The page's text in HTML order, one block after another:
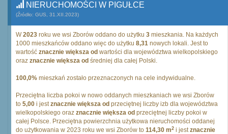
NIERUCHOMOŚCI W PIGUŁCE
(Źródło: GUS, 31.XII.2023)
W2023 roku we wsi Zborów oddano do użytku 3 mieszkania. Na każdych
1000 mieszkańców oddano więc do użytku 8,31 nowych lokali. Jest to
wartość znacznie większa od wartości dla województwa wielkopolskiego
oraz znacznie większa od średniej dla całej Polski.
100,0% mieszkań zostało przeznaczonych na cele indywidualne.
Przeciętna liczba pokoi w nowo oddanych mieszkaniach we wsi Zborów
to 5,00 i jestznacznie większa od przeciętnej liczby izb dla województwa
wielkopolskiego oraz znacznie większa od przeciętnej liczby pokoi w
całej Polsce. Przeciętna powierzchnia użytkowa nieruchomości oddanej
do użytkowania w 2023 roku we wsi Zborów to 114,30 m2 i jestznacznie